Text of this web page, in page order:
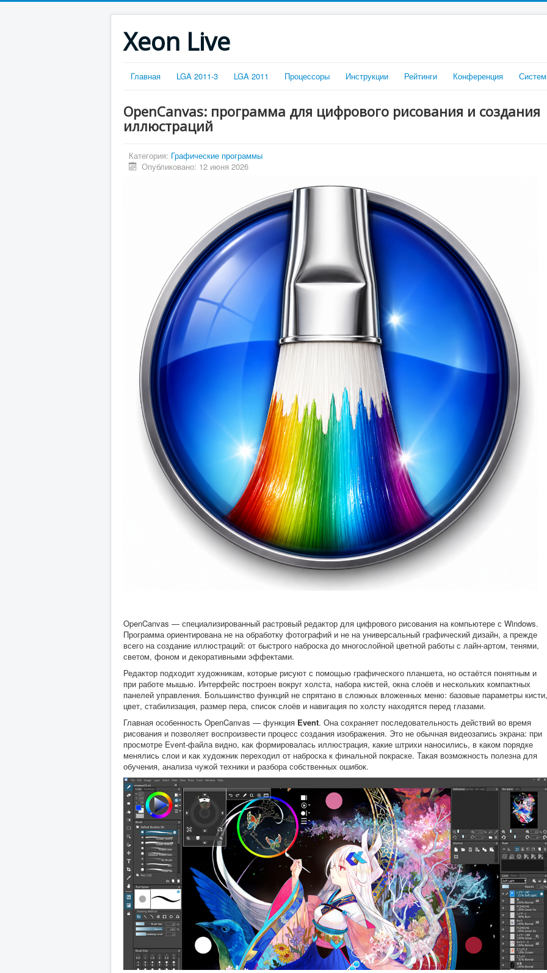
Xeon Live
Главная LGA 2011-3 LGA 2011 Процессоры Инструкции Рейтинги Конференция
OpenCanvas: программа для цифрового рисования и создания
иллюстраций
Категория: Графические программы
Опубликовано: 12 июня 2026
OpenCanvas — специализированный растровый редактор для цифрового рисования на компьютере с Windows.
Программа ориентирована не на обработку фотографий и не на универсальный графический дизайн, а прежде
всего на создание иллюстраций: от быстрого наброска до многослойной цветной работы с лайн-артом, тенями,
светом, фоном и декоративными эффектами.
Редактор подходит художникам, которые рисуют с помощью графического планшета, но остаётся понятным и
при работе мышью. Интерфейс построен вокруг холста, набора кистей, окна слоёв и нескольких компактных
панелей управления. Большинство функций не спрятано в сложных вложенных меню: базовые параметры кисти,
цвет, стабилизация, размер пера, список слоёв и навигация по холсту находятся перед глазами.
Главная особенность OpenCanvas — функция Event. Она сохраняет последовательность действий во время
рисования и позволяет воспроизвести процесс создания изображения. Это не обычная видеозапись экрана: при
просмотре Event-файла видно, как формировалась иллюстрация, какие штрихи наносились, в каком порядке
менялись слои и как художник переходил от наброска к финальной покраске. Такая возможность полезна для
обучения, анализа чужой техники и разбора собственных ошибок.